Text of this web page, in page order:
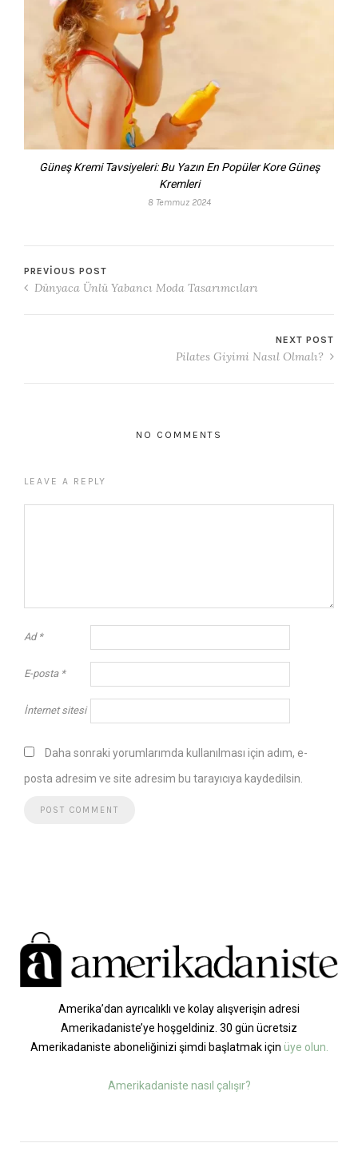
Güneş Kremi Tavsiyeleri: Bu Yazın En Popüler Kore Güneş
Kremleri
8 Temmuz 2024
PREVIOUS POST
Dünyaca Ünlü Yabancı Moda Tasarımcıları
NEXT POST
Pilates Giyimi Nasıl Olmalı?
NO COMMENTS
LEAVE A REPLY
Ad *
E-posta *
İnternet sitesi
Daha sonraki yorumlarımda kullanılması için adım, e-
posta adresim ve site adresim bu tarayıcıya kaydedilsin.
Amerika’dan ayrıcalıklı ve kolay alışverişin adresi
Amerikadaniste’ye hoşgeldiniz. 30 gün ücretsiz
Amerikadaniste aboneliğinizi şimdi başlatmak için üye olun.
Amerikadaniste nasıl çalışır?